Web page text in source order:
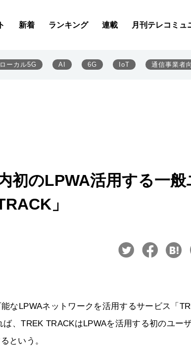
新着 ランキング 連載 月刊テレコミュ
ローカル5G AI 6G IoT 通信事業者
初のLPWA活用する一般
」
なLPWAネットワークを活用するサービス「
、TREK TRACKはLPWAを活用する初のユー
という。